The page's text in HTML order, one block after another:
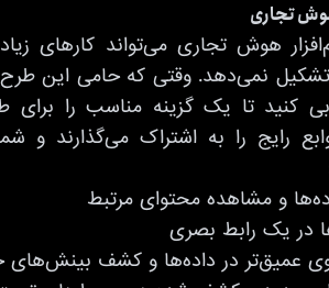
تجاری
هوش تجاری می‌تواند کارهای
نمی‌دهد. وقتی که حامی این طرح
کنید تا یک گزینه مناسب را برای
رایج را به اشتراک می‌گذارند
و مشاهده محتوای مرتبط
در یک رابط بصری
عمیق‌تر در داده‌ها و کشف بینش‌های